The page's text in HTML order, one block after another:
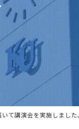
て講演会を実施しました